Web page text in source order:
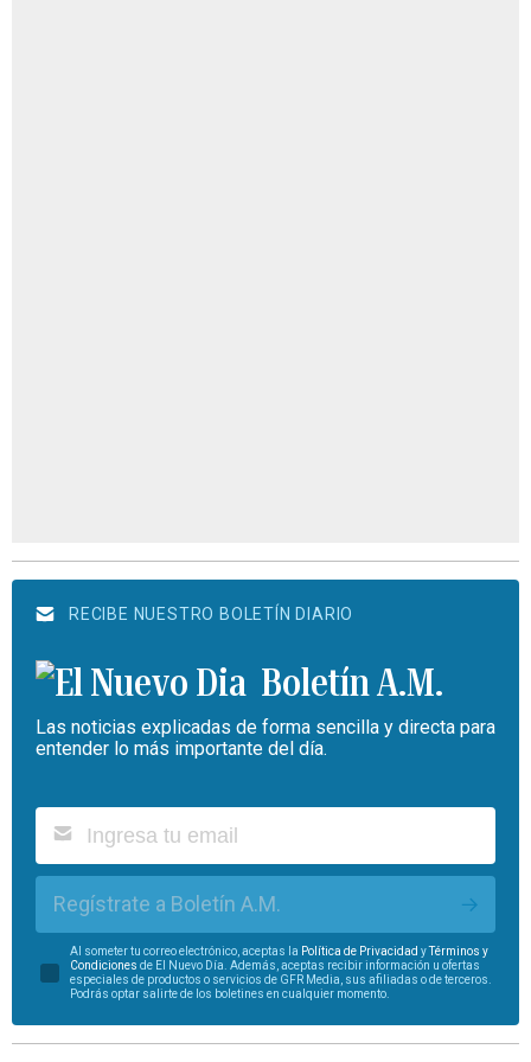
RECIBE NUESTRO BOLETÍN DIARIO
Boletín A.M.
Las noticias explicadas de forma sencilla y directa para
entender lo más importante del día.
Regístrate a Boletín A.M.
Al someter tu correo electrónico, aceptas la Política de Privacidad yTérminos y
Condiciones de El Nuevo Día. Además, aceptas recibir información u ofertas
especiales de productos o servicios de GFR Media, sus afiliadas o de terceros.
Podrás optar salirte de los boletines en cualquier momento.